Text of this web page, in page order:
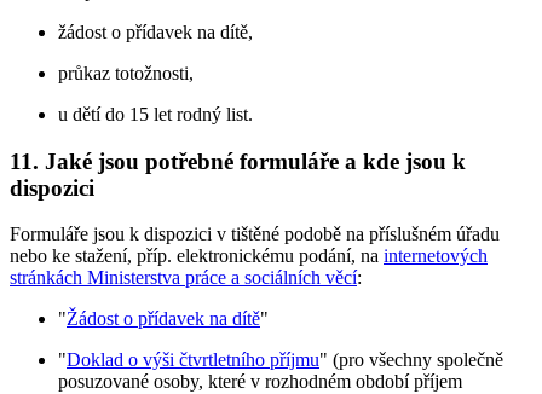
žádost o přídavek na dítě,
průkaz totožnosti,
u dětí do 15 let rodný list.
11. Jaké jsou potřebné formuláře a kde jsou k
dispozici
Formuláře jsou k dispozici v tištěné podobě na příslušném úřadu
nebo ke stažení, příp. elektronickému podání, na internetových
stránkách Ministerstva práce a sociálních věcí:
"Žádost o přídavek na dítě"
"Doklad o výši čtvrtletního příjmu" (pro všechny společně
posuzované osoby, které v rozhodném období příjem